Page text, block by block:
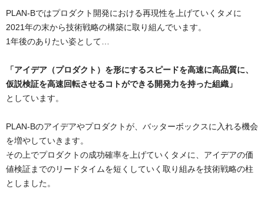
PLAN-Bではプロダクト開発における再現性を上げていくタメに
2021年の末から技術戦略の構築に取り組んでいます。
1年後のありたい姿として…
「アイデア（プロダクト）を形にするスピードを高速に高品質に、
仮説検証を高速回転させるコトができる開発力を持った組織」
としています。
PLAN-Bのアイデアやプロダクトが、バッターボックスに入れる機会
を増やしていきます。
その上でプロダクトの成功確率を上げていくタメに、アイデアの価
値検証までのリードタイムを短くしていく取り組みを技術戦略の柱
としました。